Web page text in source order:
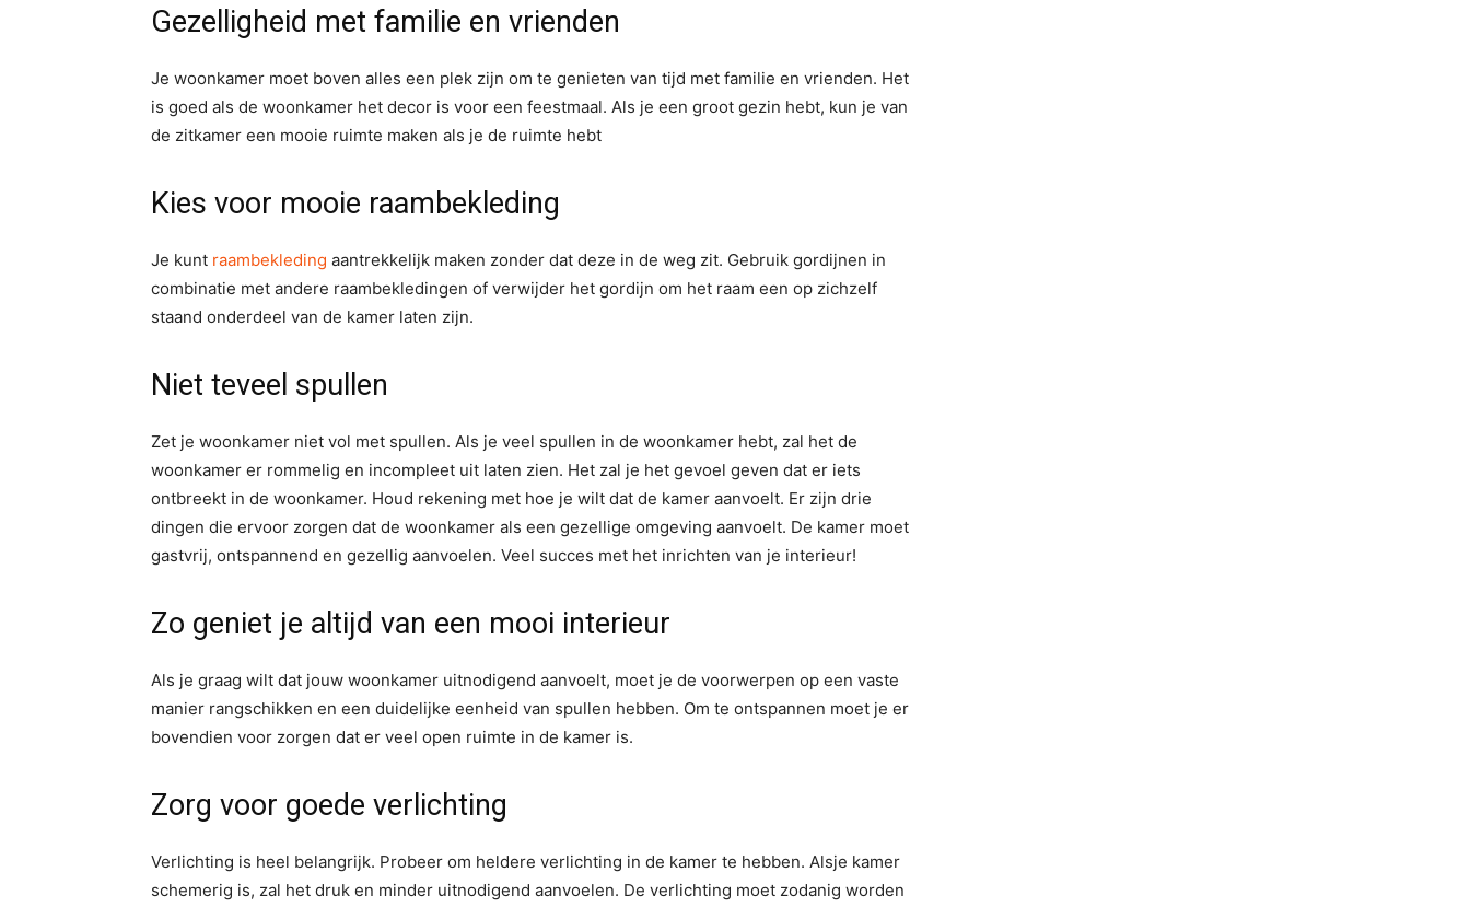
Gezelligheid met familie en vrienden
Je woonkamer moet boven alles een plek zijn om te genieten van tijd met familie en vrienden. Het
is goed als de woonkamer het decor is voor een feestmaal. Als je een groot gezin hebt, kun je van
de zitkamer een mooie ruimte maken als je de ruimte hebt
Kies voor mooie raambekleding
Je kunt raambekleding aantrekkelijk maken zonder dat deze in de weg zit. Gebruik gordijnen in
combinatie met andere raambekledingen of verwijder het gordijn om het raam een op zichzelf
staand onderdeel van de kamer laten zijn.
Niet teveel spullen
Zet je woonkamer niet vol met spullen. Als je veel spullen in de woonkamer hebt, zal het de
woonkamer er rommelig en incompleet uit laten zien. Het zal je het gevoel geven dat er iets
ontbreekt in de woonkamer. Houd rekening met hoe je wilt dat de kamer aanvoelt. Er zijn drie
dingen die ervoor zorgen dat de woonkamer als een gezellige omgeving aanvoelt. De kamer moet
gastvrij, ontspannend en gezellig aanvoelen. Veel succes met het inrichten van je interieur!
Zo geniet je altijd van een mooi interieur
Als je graag wilt dat jouw woonkamer uitnodigend aanvoelt, moet je de voorwerpen op een vaste
manier rangschikken en een duidelijke eenheid van spullen hebben. Om te ontspannen moet je er
bovendien voor zorgen dat er veel open ruimte in de kamer is.
Zorg voor goede verlichting
Verlichting is heel belangrijk. Probeer om heldere verlichting in de kamer te hebben. Alsje kamer
schemerig is, zal het druk en minder uitnodigend aanvoelen. De verlichting moet zodanig worden